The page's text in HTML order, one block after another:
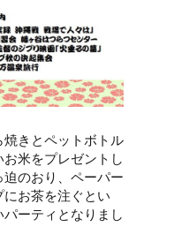
きとペットボトル
米をプレゼントし
のおり、ペーパー
お茶を注ぐとい
ーティとなりまし